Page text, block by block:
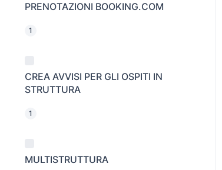
PRENOTAZIONI BOOKING.COM
1
CREA AVVISI PER GLI OSPITI IN
STRUTTURA
1
MULTISTRUTTURA